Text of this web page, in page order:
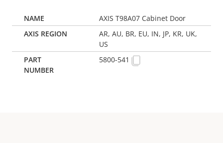
AXIS T98A07 Cabinet Door
AR, AU, BR, EU, IN, JP, KR, UK,
US
5800-541